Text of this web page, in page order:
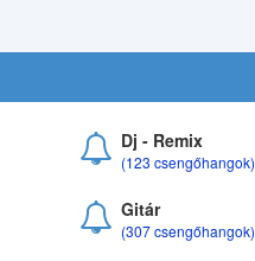
Dj - Remix
(123 csengőhangok)
Gitár
(307 csengőhangok)